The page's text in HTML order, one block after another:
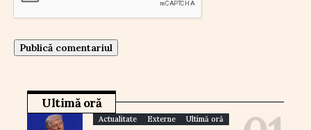
Ultimă oră
Actualitate Externe Ultimă oră